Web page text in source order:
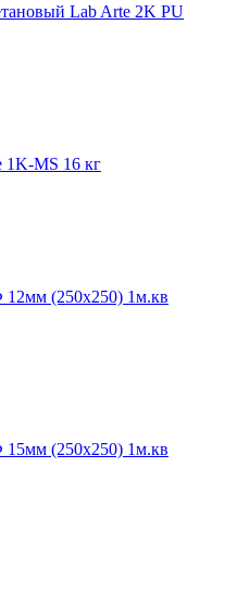
Lab Arte 2K PU
1K-MS 16 кг
(250х250) 1м.кв
(250х250) 1м.кв